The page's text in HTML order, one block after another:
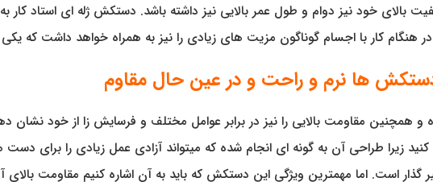
بالای خود نیز دوام و طول عمر بالایی نیز داشته باشد. دستکش ژله ای استاد
هنگام کار با اجسام گوناگون مزیت های زیادی را نیز به همراه خواهد داشت که
ها نرم و راحت و در عین حال مقاوم
همچنین مقاومت بالایی را نیز در برابر عوامل مختلف و فرسایش زا از خود نشان
کنید زیرا طراحی آن به گونه ای انجام شده که میتواند آزادی عمل زیادی را برای
گذار است. اما مهمترین ویژگی این دستکش که باید به آن اشاره کنیم مقاومت